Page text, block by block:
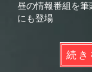
昼の情報番組を
にも登場
続き